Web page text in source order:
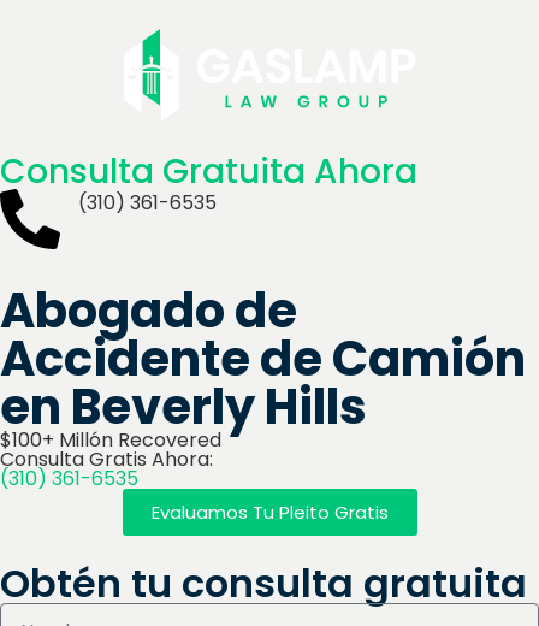
Consulta Gratuita Ahora
(310) 361-6535
Abogado de
Accidente de Camión
en Beverly Hills
$100+ Millón Recovered
Consulta Gratis Ahora:
(310) 361-6535
Evaluamos Tu Pleito Gratis
Obtén tu consulta gratuita